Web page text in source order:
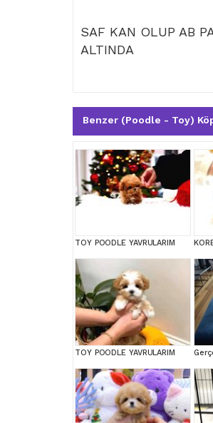
SAF KAN OLUP AB
ALTINDA
Benzer (Poodle - Toy)
TOY POODLE YAVRULARIM
TOY POODLE YAVRULARIM